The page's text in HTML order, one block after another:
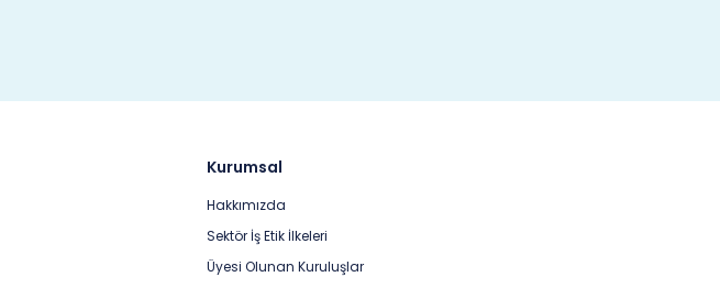
Kurumsal
Hakkımızda
Sektör İş Etik İlkeleri
Üyesi Olunan Kuruluşlar